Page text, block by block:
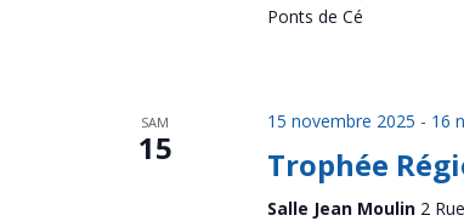
Ponts de Cé
SAM
15
15 novembre 2025 - 16
Trophée
Salle Jean Moulin 2